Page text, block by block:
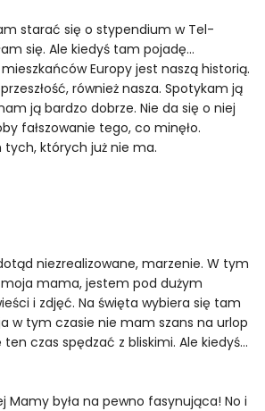
starać się o stypendium w Tel-
się. Ale kiedyś tam pojadę…
Europy jest naszą historią.
również nasza. Spotykam ją
ją bardzo dobrze. Nie da się o niej
fałszowanie tego, co minęło.
których już nie ma.
niezrealizowane, marzenie. W tym
mama, jestem pod dużym
i zdjęć. Na święta wybiera się tam
w tym czasie nie mam szans na urlop
czas spędzać z bliskimi. Ale kiedyś…
Mamy była na pewno fasynująca! No i